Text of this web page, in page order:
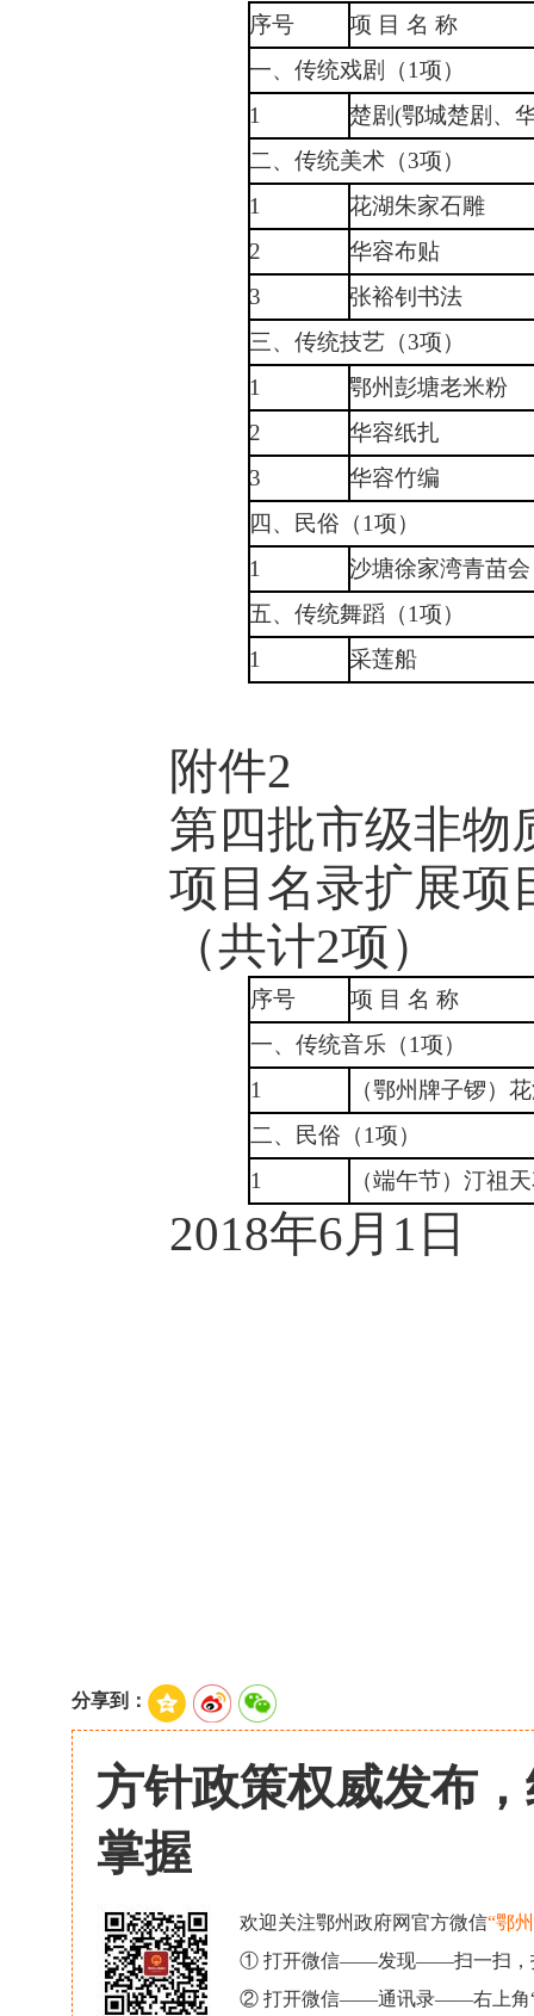
序号
项 目 名 称
一、传统戏剧（1项）
1
楚剧(鄂城楚剧、
二、传统美术（3项）
1
花湖朱家石雕
2
华容布贴
3
张裕钊书法
三、传统技艺（3项）
1
鄂州彭塘老米粉
2
华容纸扎
3
华容竹编
四、民俗（1项）
1
沙塘徐家湾青苗会
五、传统舞蹈（1项）
1
采莲船
附件2
第四批市级非物
项目名录扩展项
（共计2项）
序号
项 目 名 称
一、传统音乐（1项）
1
（鄂州牌子锣）
二、民俗（1项）
1
（端午节）汀祖
2018年6月1日
分享到：
方针政策权威发布
掌握
欢迎关注鄂州政府网官方微信“鄂
① 打开微信——发现——扫一扫，
② 打开微信——通讯录——右上角“